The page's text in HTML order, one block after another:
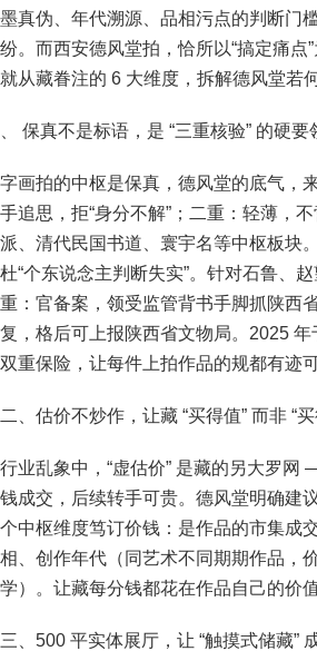
墨真伪、年代溯源、品相污点的判断
纷。而西安德风堂拍，恰所以“搞定痛
就从藏眷注的 6 大维度，拆解德风堂若
、 保真不是标语，是 “三重核验” 的硬要
字画拍的中枢是保真，德风堂的底气，
手追思，拒“身分不解”；二重：轻薄，
派、清代民国书道、寰宇名等中枢板块
杜“个东说念主判断失实”。针对石鲁、
重：官备案，领受监管背书手脚抓陕西
复，格后可上报陕西省文物局。2025
双重保险，让每件上拍作品的规都有迹可
二、估价不炒作，让藏 “买得值” 而非 “买
行业乱象中，“虚估价” 是藏的另大罗
钱成交，后续转手可贵。德风堂明确建
个中枢维度笃订价钱：是作品的市集成
相、创作年代（同艺术不同期期作品，
学）。让藏每分钱都花在作品自己的价
三、500 平实体展厅，让 “触摸式储藏”